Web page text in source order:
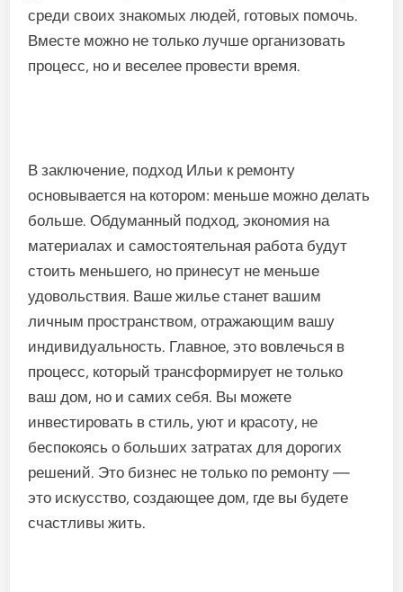
среди своих знакомых людей, готовых помочь.
Вместе можно не только лучше организовать
процесс, но и веселее провести время.
В заключение, подход Ильи к ремонту
основывается на котором: меньше можно делать
больше. Обдуманный подход, экономия на
материалах и самостоятельная работа будут
стоить меньшего, но принесут не меньше
удовольствия. Ваше жилье станет вашим
личным пространством, отражающим вашу
индивидуальность. Главное, это вовлечься в
процесс, который трансформирует не только
ваш дом, но и самих себя. Вы можете
инвестировать в стиль, уют и красоту, не
беспокоясь о больших затратах для дорогих
решений. Это бизнес не только по ремонту —
это искусство, создающее дом, где вы будете
счастливы жить.